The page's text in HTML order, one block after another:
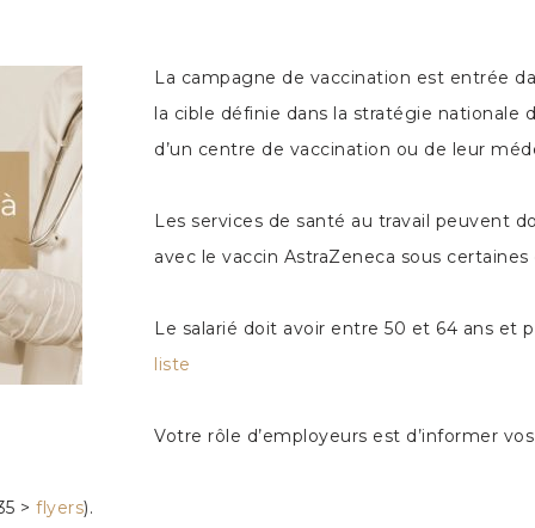
La campagne de vaccination est entrée
la cible définie dans la stratégie nationale
d’un centre de vaccination ou de leur
Les services de santé au travail peuvent
avec le vaccin AstraZeneca sous
Le salarié doit avoir entre 50 et 64 ans et
liste
Votre rôle d’employeurs est d’informer
> flyers).